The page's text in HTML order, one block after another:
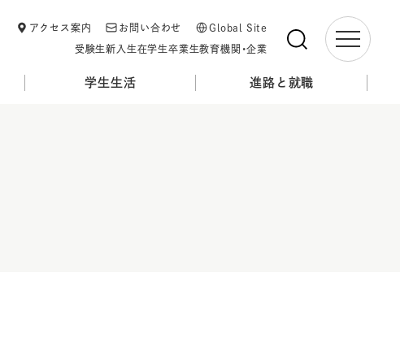
学生生活 進路と就職
アクセス案内 お問い合わせ Global Site
受験生新入生在学生卒業生教育機関・企業